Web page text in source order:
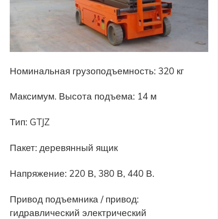
Номинальная грузоподъемность: 320 кг
Максимум. Высота подъема: 14 м
Тип: GTJZ
Пакет: деревянный ящик
Напряжение: 220 В, 380 В, 440 В.
Привод подъемника / привод:
гидравлический электрический